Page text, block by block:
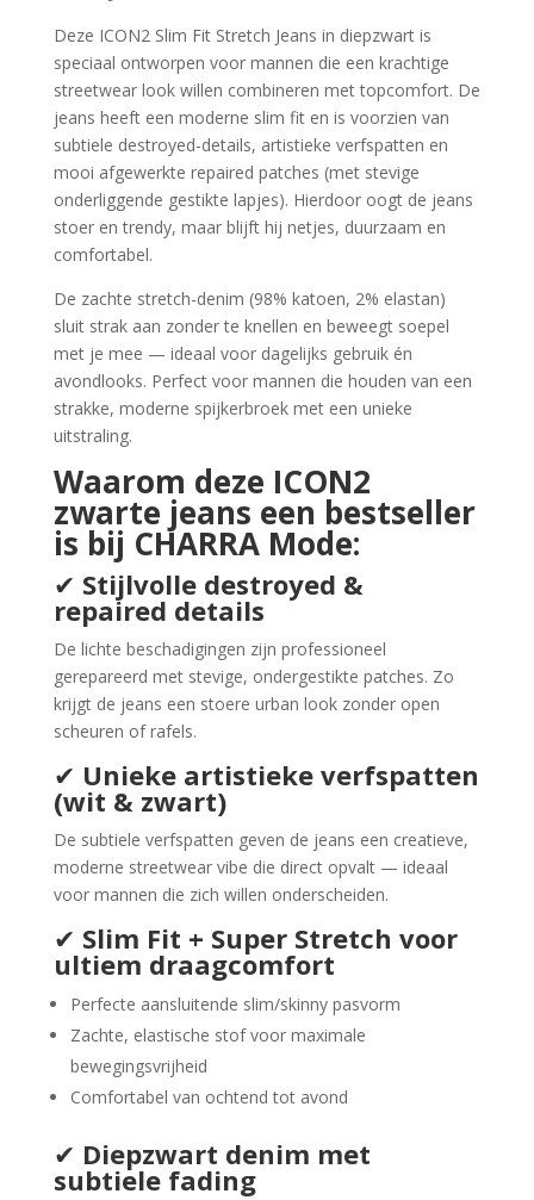
Deze ICON2 Slim Fit Stretch Jeans in diepzwart is
speciaal ontworpen voor mannen die een krachtige
streetwear look willen combineren met topcomfort. De
jeans heeft een moderne slim fit en is voorzien van
subtiele destroyed-details, artistieke verfspatten en
mooi afgewerkte repaired patches (met stevige
onderliggende gestikte lapjes). Hierdoor oogt de jeans
stoer en trendy, maar blijft hij netjes, duurzaam en
comfortabel.
De zachte stretch-denim (98% katoen, 2% elastan)
sluit strak aan zonder te knellen en beweegt soepel
met je mee — ideaal voor dagelijks gebruik én
avondlooks. Perfect voor mannen die houden van een
strakke, moderne spijkerbroek met een unieke
uitstraling.
Waarom deze ICON2
zwarte jeans een bestseller
is bij CHARRA Mode:
✔ Stijlvolle destroyed &
repaired details
De lichte beschadigingen zijn professioneel
gerepareerd met stevige, ondergestikte patches. Zo
krijgt de jeans een stoere urban look zonder open
scheuren of rafels.
✔ Unieke artistieke verfspatten
(wit & zwart)
De subtiele verfspatten geven de jeans een creatieve,
moderne streetwear vibe die direct opvalt — ideaal
voor mannen die zich willen onderscheiden.
✔ Slim Fit + Super Stretch voor
ultiem draagcomfort
Perfecte aansluitende slim/skinny pasvorm
Zachte, elastische stof voor maximale
bewegingsvrijheid
Comfortabel van ochtend tot avond
✔ Diepzwart denim met
subtiele fading